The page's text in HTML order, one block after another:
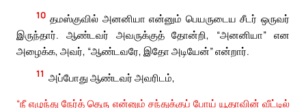
10 தமஸ்குவில் அனனியா என்னும் பெயருடைய சீடர் ஒருவர்
இருந்தார். ஆண்டவர் அவருக்குத் தோன்றி, “அனனியா” என
அழைக்க, அவர், “ஆண்டவரே, இதோ அடியேன்” என்றார்.
11 அப்போது ஆண்டவர் அவரிடம்,
“நீ எழுந்து நேர்த் தெரு என்னும் சந்துக்குப் போய் யூதாவின் வீட்டில்